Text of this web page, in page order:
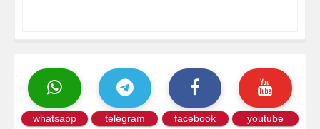
youtube
facebook
telegram
whatsapp